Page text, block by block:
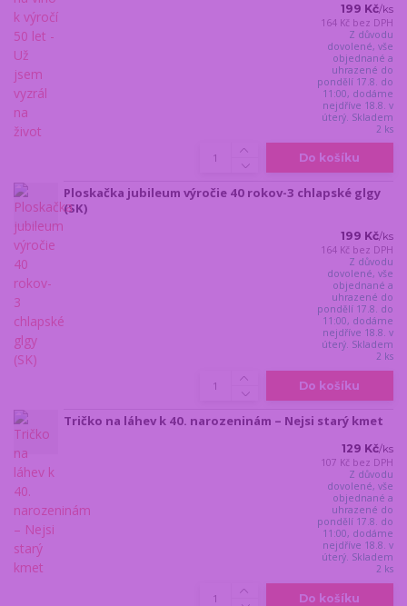
199 Kč/ks
164 Kč bez DPH
Z důvodu
dovolené, vše
objednané a
uhrazené do
pondělí 17.8. do
11:00, dodáme
nejdříve 18.8. v
úterý. Skladem
2 ks
Do košíku
Ploskačka jubileum výročie 40 rokov-3 chlapské glgy
(SK)
199 Kč/ks
164 Kč bez DPH
Z důvodu
dovolené, vše
objednané a
uhrazené do
pondělí 17.8. do
11:00, dodáme
nejdříve 18.8. v
úterý. Skladem
2 ks
Do košíku
Tričko na láhev k 40. narozeninám – Nejsi starý kmet
129 Kč/ks
107 Kč bez DPH
Z důvodu
dovolené, vše
objednané a
uhrazené do
pondělí 17.8. do
11:00, dodáme
nejdříve 18.8. v
úterý. Skladem
2 ks
Do košíku